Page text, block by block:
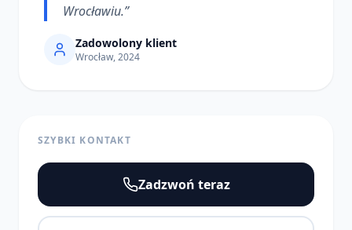
Wrocławiu.”
Zadowolony klient
Wrocław, 2024
SZYBKI KONTAKT
Zadzwoń teraz